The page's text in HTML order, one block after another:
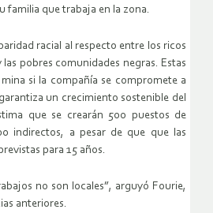
familia que trabaja en la zona.
racial al respecto entre los ricos
pobres comunidades negras. Estas
si la compañía se compromete a
un crecimiento sostenible del
que se crearán 500 puestos de
indirectos, a pesar de que que las
para 15 años.
no son locales”, arguyó Fourie,
anteriores.